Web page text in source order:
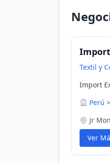
Textil y
Import
Perú >
Jr
Ver